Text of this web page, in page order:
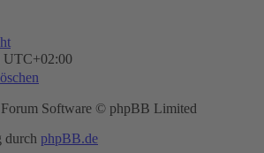
UTC+02:00
Software © phpBB Limited
durch phpBB.de